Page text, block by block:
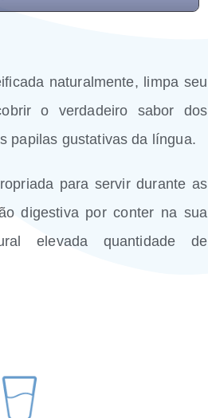
naturalmente, limpa seu
o verdadeiro sabor dos
papilas gustativas da língua.
para servir durante as
digestiva por conter na sua
elevada quantidade de